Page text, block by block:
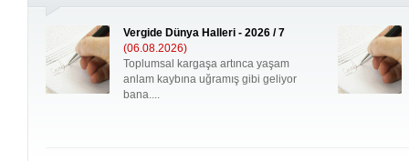
Vergide Dünya Halleri - 2026 / 7
(06.08.2026)
Toplumsal kargaşa artınca yaşam
anlam kaybına uğramış gibi geliyor
bana....